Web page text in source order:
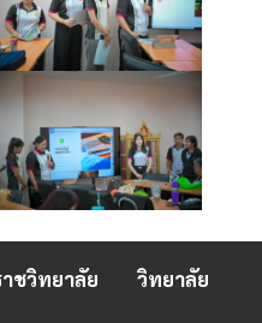
ราชวิทยาลัย วิทยาลัย